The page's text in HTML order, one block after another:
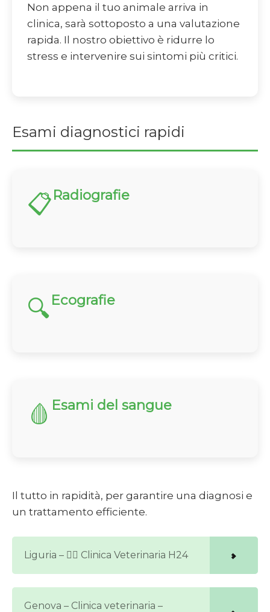
Non appena il tuo animale arriva in
clinica, sarà sottoposto a una valutazione
rapida. Il nostro obiettivo è ridurre lo
stress e intervenire sui sintomi più critici.
Esami diagnostici rapidi
📋Radiografie
🔍Ecografie
🩸 Esami del sangue
Il tutto in rapidità, per garantire una diagnosi e
un trattamento efficiente.
Liguria – 🐕‍🦺 Clinica Veterinaria H24
Genova – Clinica veterinaria –